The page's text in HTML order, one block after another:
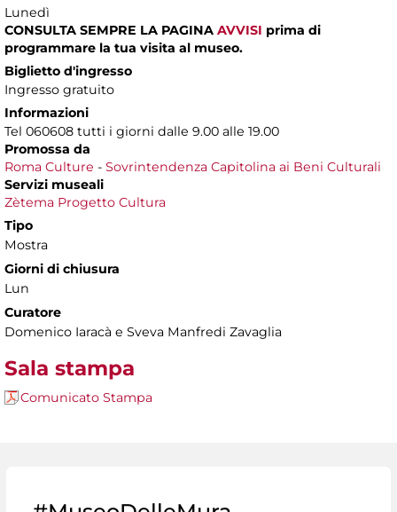
Lunedì
CONSULTA SEMPRE LA PAGINA AVVISI prima di
programmare la tua visita al museo.
Biglietto d'ingresso
Ingresso gratuito
Informazioni
Tel 060608 tutti i giorni dalle 9.00 alle 19.00
Promossa da
Roma Culture - Sovrintendenza Capitolina ai Beni Culturali
Servizi museali
Zètema Progetto Cultura
Tipo
Mostra
Giorni di chiusura
Lun
Curatore
Domenico Iaracà e Sveva Manfredi Zavaglia
Sala stampa
Comunicato Stampa